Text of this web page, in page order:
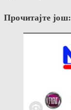
Прочитајте још: